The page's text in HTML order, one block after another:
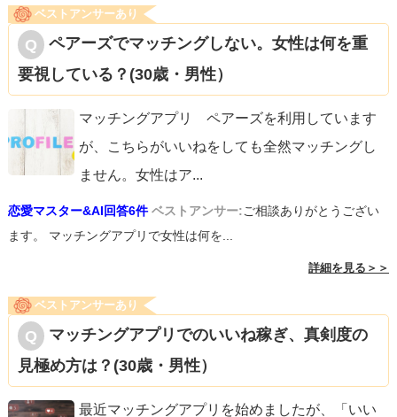
ベストアンサーあり
ペアーズでマッチングしない。女性は何を重
要視している？(30歳・男性）
マッチングアプリ ペアーズを利用しています
が、こちらがいいねをしても全然マッチングし
ません。女性はア...
恋愛マスター&AI回答6件 ベストアンサー:ご相談ありがとうござい
ます。 マッチングアプリで女性は何を...
詳細を見る＞＞
ベストアンサーあり
マッチングアプリでのいいね稼ぎ、真剣度の
見極め方は？(30歳・男性）
最近マッチングアプリを始めましたが、「いい